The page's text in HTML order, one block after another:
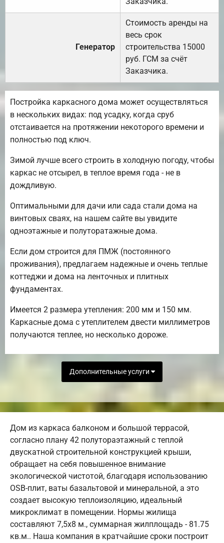
Генератор
Стоимость аренды на
весь срок
строительства 15000
руб. ГСМ за счёт
Заказчика.
Постройка каркасного дома может осуществляться
в нескольких видах: под усадку, когда сруб
отстаивается на протяжении некоторого времени и
полностью под ключ.
Зимой лучше всего строить в холодную погоду, чтобы
каркас не отсырел, в теплое время года - не в
дождливую.
Оптимальными для дачи или сада стали дома на
винтовых сваях, на нашем сайте вы увидите
одноэтажные и полуторатажные дома.
Если дом строится для ПМЖ (постоянного
проживания), предлагаем надежные и очень теплые
коттеджи и дома на ленточных и плитных
фундаментах.
Имеется 2 размера утепления: 200 мм и 150 мм.
Каркасные дома с утеплителем двести миллиметров
получаются теплее, но несколько дороже.
Дополнительные услуги
Дом из каркаса балконом и большой террасой,
согласно плану 42 полутораэтажный с теплой
двускатной строительной конструкцией крыши,
обращает на себя повышенное внимание
экологической чистотой, благодаря использованию
OSB-плит, ваты базальтовой и минеральной, а это
создает высокую теплоизоляцию, идеальный
микроклимат в помещении. Нормы жилища
составляют 7,5х8 м., суммарная жилплощадь - 81.75
кв.м.. Наша компания в кратчайшие сроки построит